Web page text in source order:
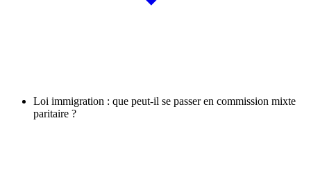
Loi immigration : que peut-il se passer en commission mixte
paritaire ?